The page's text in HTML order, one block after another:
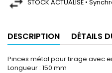
STOCK ACTUALISÉ •
DESCRIPTION DÉTAILS
Pinces métal pour tirage avec
Longueur : 150 mm